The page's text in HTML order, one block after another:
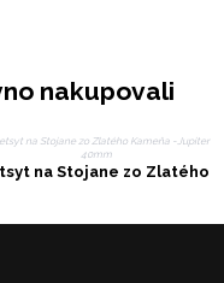
nakupovali
na Stojane zo Zlatého